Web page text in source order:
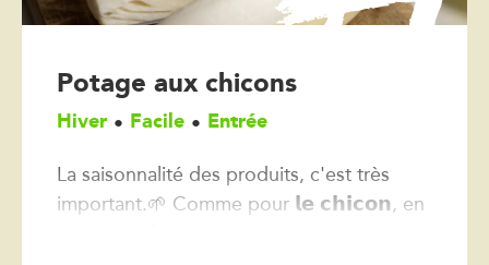
Potage aux chicons
Hiver Facile Entrée
La saisonnalité des produits, c'est très
important.🌱 Comme pour 𝗹𝗲 𝗰𝗵𝗶𝗰𝗼𝗻, en